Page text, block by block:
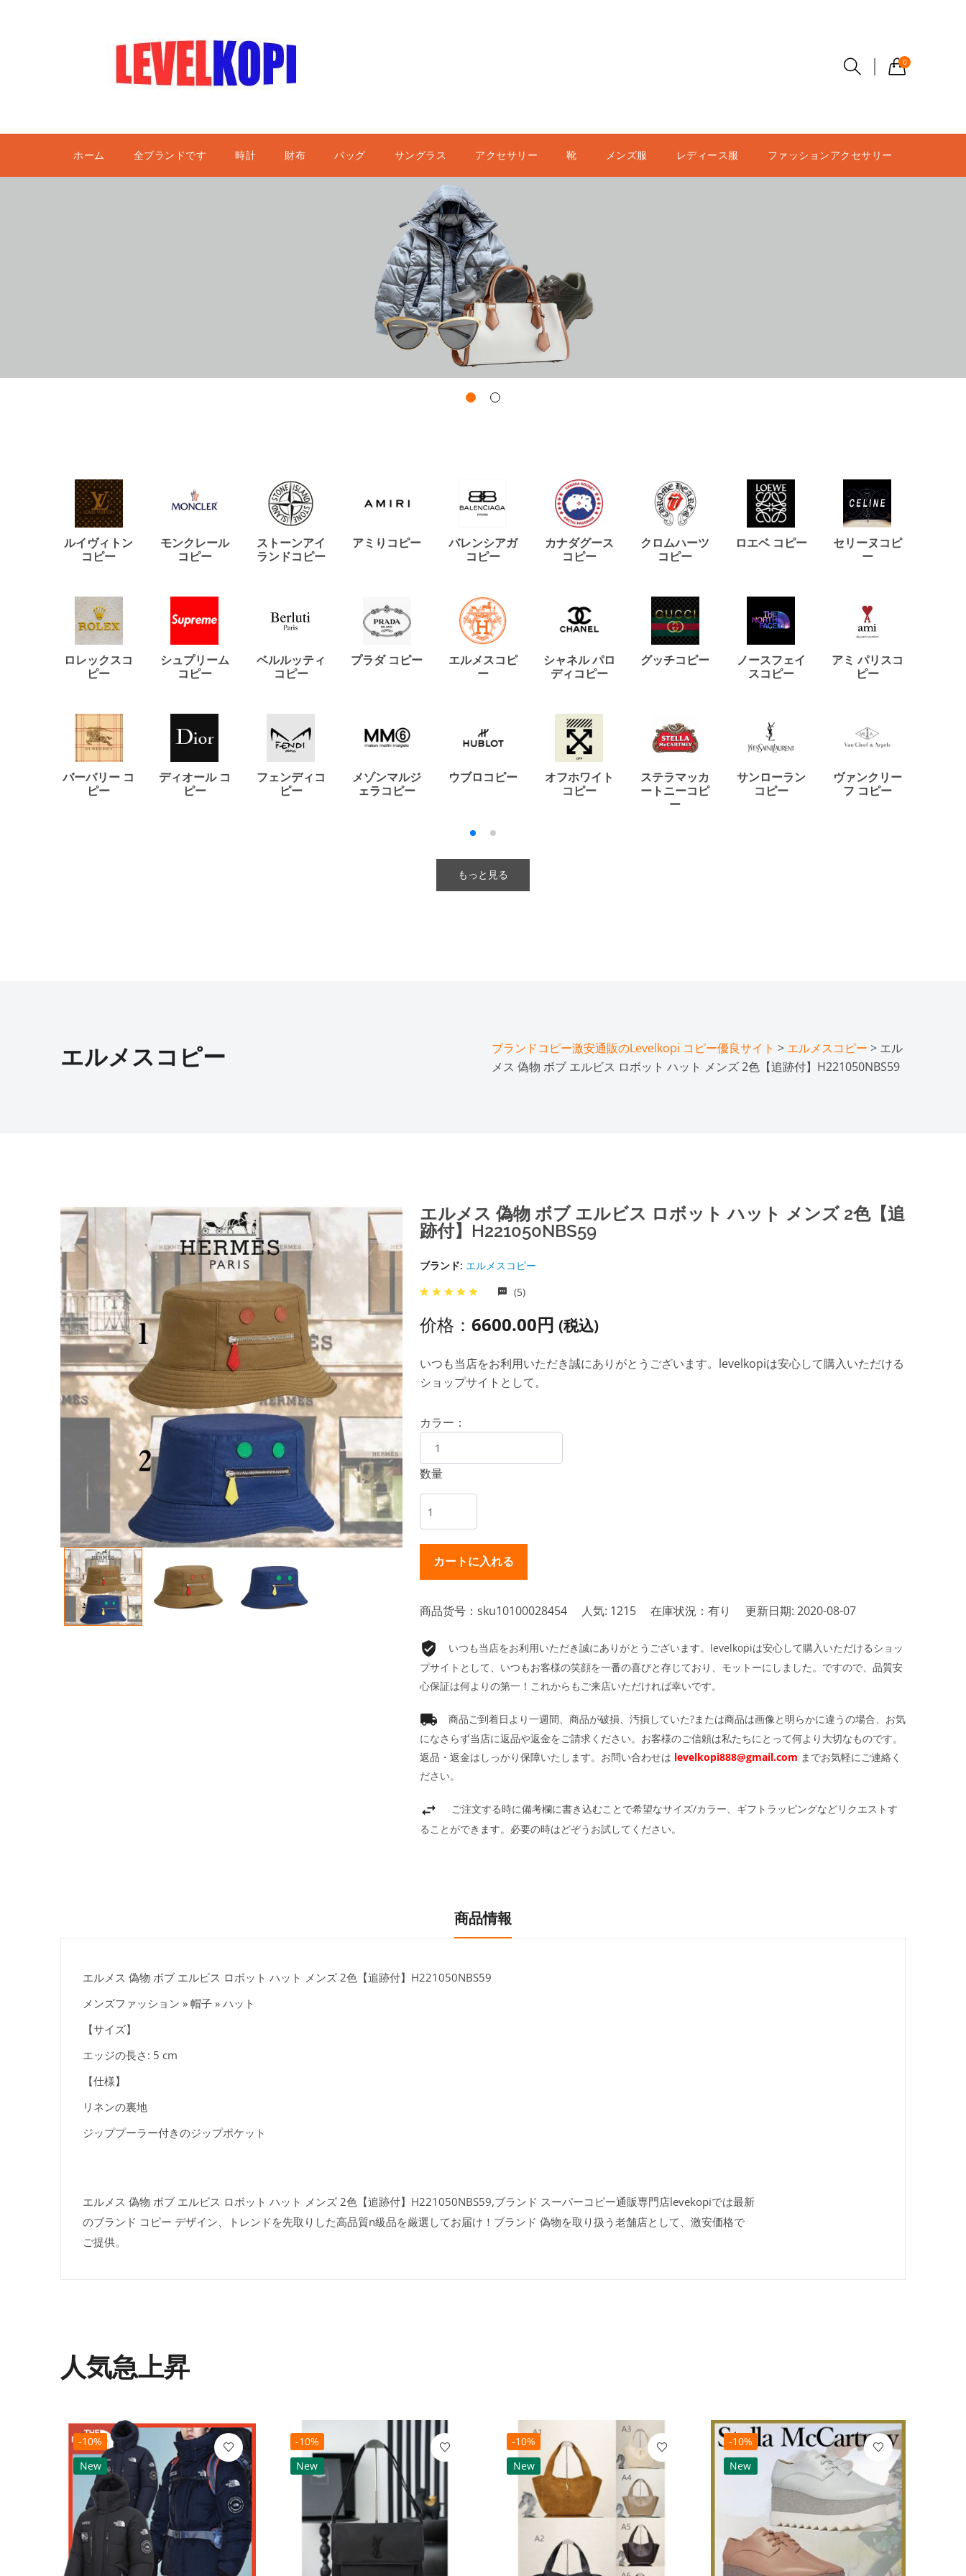
0
ホーム 全ブランドです 時計 財布 バッグ サングラス アクセサリー 靴 メンズ服 レディース服 ファッションアクセサリー
ルイヴィトン
コピー
モンクレール
コピー
ストーンアイ
ランドコピー
アミりコピー
バレンシアガ
コピー
カナダグース
コピー
クロムハーツ
コピー
ロエベ コピー
セリーヌコピ
ー
ロレックスコ
ピー
シュプリーム
コピー
ベルルッティ
コピー
プラダ コピー
エルメスコピ
ー
シャネル パロ
ディコピー
グッチコピー
ノースフェイ
スコピー
アミ パリスコ
ピー
バーバリー コ
ピー
ディオール コ
ピー
フェンディコ
ピー
メゾンマルジ
ェラコピー
ウブロコピー
オフホワイト
コピー
ステラマッカ
ートニーコピ
ー
サンローラン
コピー
ヴァンクリー
フ コピー
もっと見る
エルメスコピー ブランドコピー激安通販のLevelkopi コピー優良サイト > エルメスコピー > エル
メス 偽物 ボブ エルビス ロボット ハット メンズ 2色【追跡付】H221050NBS59
エルメス 偽物 ボブ エルビス ロボット ハット メンズ 2色【追
跡付】H221050NBS59
ブランド: エルメスコピー
(5)
价格： 6600.00円 (税込)
いつも当店をお利用いただき誠にありがとうございます。levelkopiは安心して購入いただける
ショップサイトとして。
カラー：
数量
商品货号：sku10100028454 人気: 1215 在庫状況：有り 更新日期: 2020-08-07
いつも当店をお利用いただき誠にありがとうございます。levelkopiは安心して購入いただけるショッ
プサイトとして、いつもお客様の笑顔を一番の喜びと存じており、モットーにしました。ですので、品質安
心保証は何よりの第一！これからもご来店いただければ幸いです。
商品ご到着日より一週間、商品が破損、汚損していた?または商品は画像と明らかに違うの場合、お気
になさらず当店に返品や返金をご請求ください。お客様のご信頼は私たちにとって何より大切なものです。
返品・返金はしっかり保障いたします。お問い合わせは levelkopi888@gmail.com までお気軽にご連絡く
ださい。
ご注文する時に備考欄に書き込むことで希望なサイズ/カラー、ギフトラッピングなどリクエストす
ることができます。必要の時はどぞうお試してください。
商品情報
エルメス 偽物 ボブ エルビス ロボット ハット メンズ 2色【追跡付】H221050NBS59
メンズファッション » 帽子 » ハット
【サイズ】
エッジの長さ: 5 cm
【仕様】
リネンの裏地
ジッププーラー付きのジップポケット
エルメス 偽物 ボブ エルビス ロボット ハット メンズ 2色【追跡付】H221050NBS59,ブランド スーパーコピー通販専門店levekopiでは最新
のブランド コピー デザイン、トレンドを先取りした高品質n級品を厳選してお届け！ブランド 偽物を取り扱う老舗店として、激安価格で
ご提供。
人気急上昇
-10%
New
-10%
New
-10%
New
-10%
New